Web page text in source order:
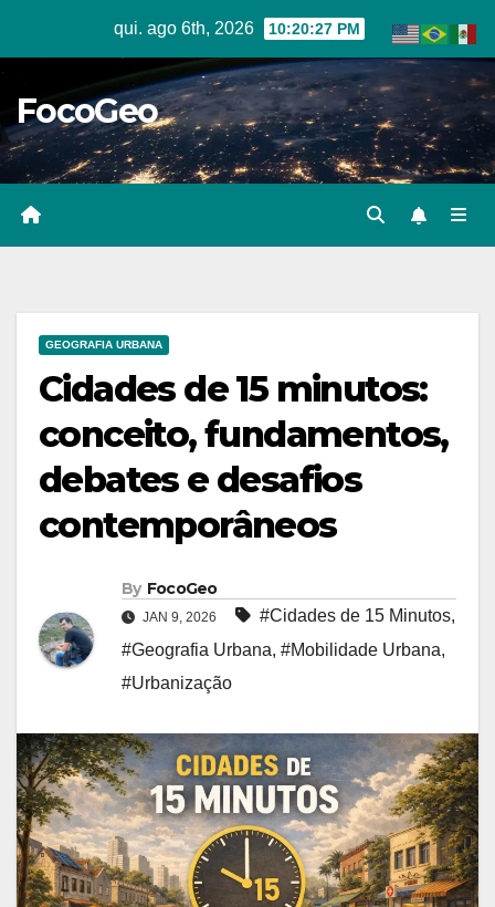
qui. ago 6th, 2026 10:20:28 PM
FocoGeo
GEOGRAFIA URBANA
Cidades de 15 minutos:
conceito, fundamentos,
debates e desafios
contemporâneos
By FocoGeo
JAN 9, 2026 #Cidades de 15 Minutos,
#Geografia Urbana, #Mobilidade Urbana,
#Urbanização